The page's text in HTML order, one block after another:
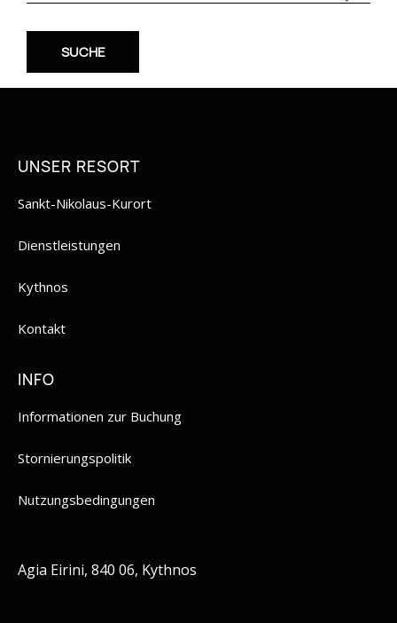
UNSER RESORT
Sankt-Nikolaus-Kurort
Dienstleistungen
Kythnos
Kontakt
INFO
Informationen zur Buchung
Stornierungspolitik
Nutzungsbedingungen
Agia Eirini, 840 06, Kythnos